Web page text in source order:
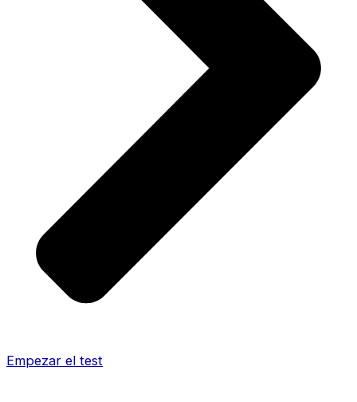
Empezar el test